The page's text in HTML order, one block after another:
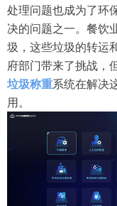
处理问题也成为了环
决的问题之一。餐饮
圾，这些垃圾的转运
府部门带来了挑战，
垃圾称重系统在解决
用。